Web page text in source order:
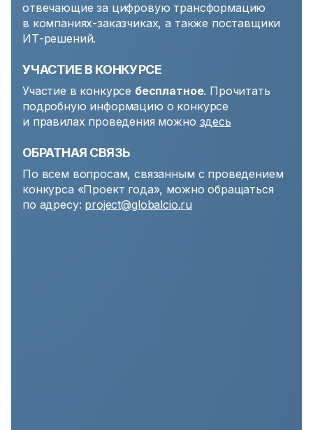
отвечающие за цифровую трансформацию
в компаниях-заказчиках, а также поставщики
ИТ-решений.
УЧАСТИЕ В КОНКУРСЕ
Участие в конкурсе бесплатное. Прочитать
подробную информацию о конкурсе
и правилах проведения можно здесь
ОБРАТНАЯ СВЯЗЬ
По всем вопросам, связанным с проведением
конкурса «Проект года», можно обращаться
по адресу: project@globalcio.ru